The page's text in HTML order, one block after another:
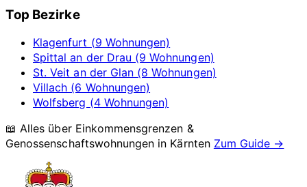
Top Bezirke
Klagenfurt (9 Wohnungen)
Spittal an der Drau (9 Wohnungen)
St. Veit an der Glan (8 Wohnungen)
Villach (6 Wohnungen)
Wolfsberg (4 Wohnungen)
📖 Alles über Einkommensgrenzen &
Genossenschaftswohnungen in Kärnten Zum Guide →